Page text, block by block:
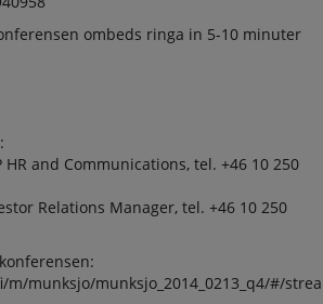
ombeds ringa in 5-10 minuter
HR and Communications, tel. +46 10 250
Relations Manager, tel. +46 10 250
munksjo/munksjo_2014_0213_q4/#/